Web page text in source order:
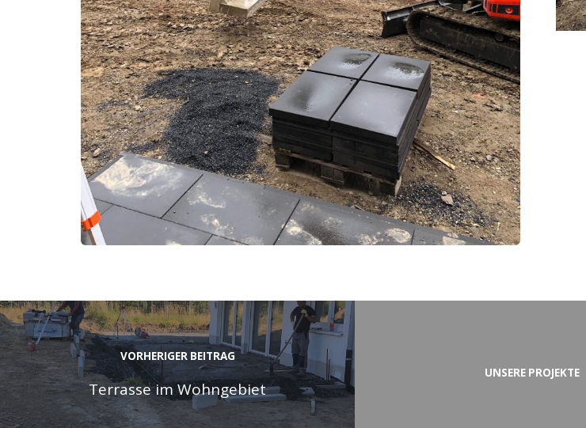
VORHERIGER BEITRAG
Terrasse im Wohngebiet
UNSERE PROJEKTE